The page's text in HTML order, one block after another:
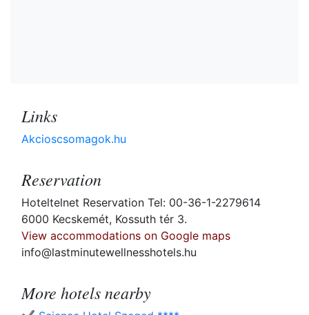
Links
Akcioscsomagok.hu
Reservation
Hoteltelnet Reservation Tel: 00-36-1-2279614
6000 Kecskemét, Kossuth tér 3.
View accommodations on Google maps
info@lastminutewellnesshotels.hu
More hotels nearby